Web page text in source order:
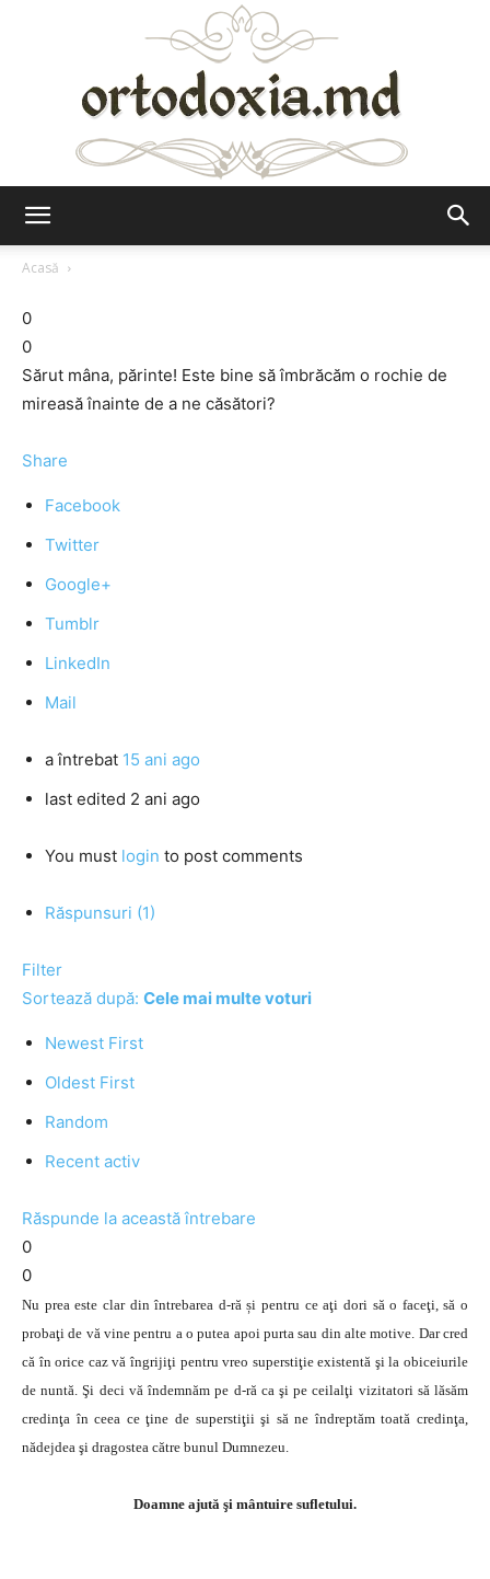
Acasă
0
0
Sărut mâna, părinte! Este bine să îmbrăcăm o rochie de
mireasă înainte de a ne căsători?
Share
Facebook
Twitter
Google+
Tumblr
LinkedIn
Mail
a întrebat 15 ani ago
last edited 2 ani ago
You must login to post comments
Răspunsuri (1)
Filter
Sortează după: Cele mai multe voturi
Newest First
Oldest First
Random
Recent activ
Răspunde la această întrebare
0
0
Nu prea este clar din întrebarea d-ră și pentru ce aţi dori să o faceţi, să o
probaţi de vă vine pentru a o putea apoi purta sau din alte motive. Dar cred
că în orice caz vă îngrijiţi pentru vreo superstiţie existentă şi la obiceiurile
de nuntă. Şi deci vă îndemnăm pe d-ră ca şi pe ceilalţi vizitatori să lăsăm
credinţa în ceea ce ţine de superstiţii şi să ne îndreptăm toată credinţa,
nădejdea şi dragostea către bunul Dumnezeu.
Doamne ajută şi mântuire sufletului.